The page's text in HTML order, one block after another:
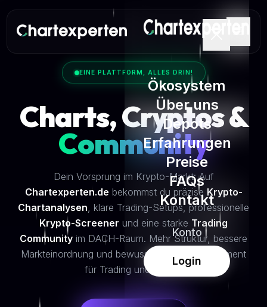
Ökosystem
Über uns
Depots
Erfahrungen
Preise
FAQs
Kontakt
Konto
Login
Charts, Cryptos &
Community
Dein Vorsprung im Krypto-Markt: Auf
Chartexperten.de bekommst du präzise Krypto-
Chartanalysen, klare Trading-Setups, professionelle
Krypto-Screener und eine starke Trading
Community im DACH-Raum. Mehr Struktur, bessere
Markteinordnung und bewusstes Risikomanagement
für Trading und HODL.